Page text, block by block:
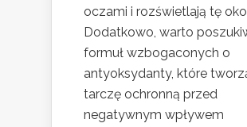
oczami i rozświetlają tę
Dodatkowo, warto
formuł wzbogaconych o
antyoksydanty, które
tarczę ochronną przed
negatywnym wpływem